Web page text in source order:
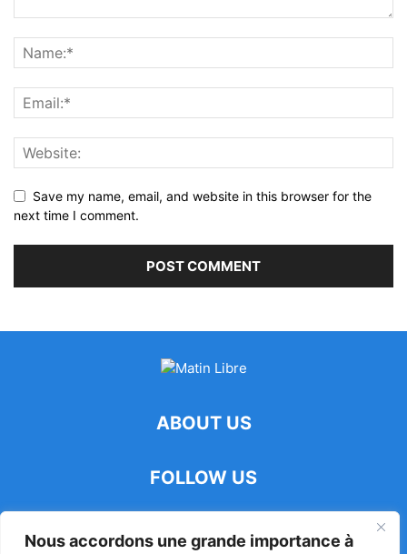
Nous accordons une grande importance à
Save my name, email, and website in this browser for the
next time I comment.
ABOUT US
FOLLOW US